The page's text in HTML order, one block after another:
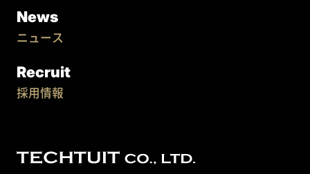
News
ニュース
Recruit
採用情報